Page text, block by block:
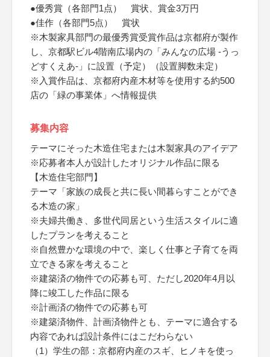
●優秀賞（各部門1点） 賞状、賞金3万円
●佳作（各部門5点） 賞状
※木製家具部門の最優秀賞受賞作品は京都府が製作
し、京都駅ビル4階南広場内の「みんなの広場 -うっ
どすくえあ-」に設置（予定）（設置脚数未定）
※入賞作品は、京都府内産木材等を使用する約500
店の「緑の事業体」へ情報提供
募集内容
テーマにそった木造住宅または木製家具のアイデア
※応募者本人が設計したオリジナル作品に限る
【木造住宅部門】
テーマ「家族の成長と共に長い間暮らすことができ
る木造の家」
※夫婦共働き、多世代同居という生活スタイルに適
したプランを考えること
※自然豊かな環境の中で、楽しく仕事と子育てを両
立できる家を考えること
※建築済の物件での応募も可、ただし2020年4月以
降に竣工した作品に限る
※計画済の物件での応募も可
※建築済物件、計画済物件とも、テーマに適合する
内容であれば設計条件にはこだわらない
（1）学生の部：京都府内産のスギ、ヒノキを使っ